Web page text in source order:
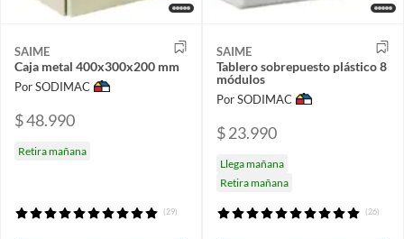
SAIME
Caja metal 400x300x200 mm
Por SODIMAC
$ 48.990
Retira mañana
(29)
SAIME
Tablero sobrepuesto plástico 8
módulos
Por SODIMAC
$ 23.990
Llega mañana
Retira mañana
(26)